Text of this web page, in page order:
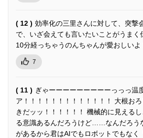
( 12 ) 効率化の三里さんに対して、突撃
で、いざ会えても言いたいことがうまく
10分経っちゃうのんちゃんが愛おしいよ
7
( 11 ) ぎゃーーーーーーーーーっっっ温
ア！！！！！！！！！！！！！ 大根お
きだッッ！！！！！！ 機械的に見える
る意識あるんだろうけど……なんだろう
があるから君はAIでもロボットでもなく